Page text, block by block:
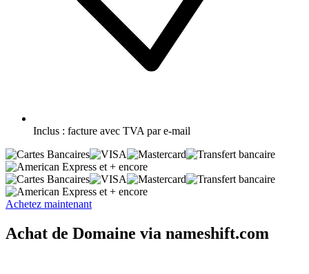
Inclus : facture avec TVA par e-mail
et + encore
et + encore
Achetez maintenant
Achat de Domaine via nameshift.com